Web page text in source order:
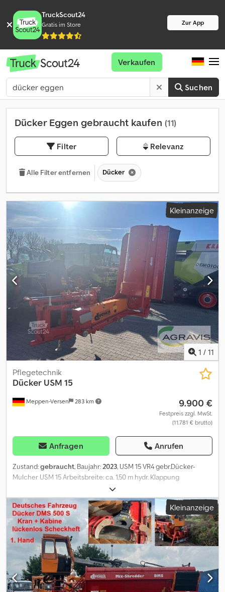
TruckScout24
Gratis im Store Zur App
Suchen
Verkaufen
Dücker Eggen gebraucht kaufen (11)
Filter Relevanz
Alle Filter entfernen Dücker
Kleinanzeige
1 / 11
Meppen-Versen 283 km
Pflegetechnik
Dücker USM 15
9.900 €
Festpreis zzgl. MwSt.
(11.781 € brutto)
Anfragen Anrufen
Zustand:gebraucht, Baujahr:2023, USM 15 VR4 gebr.Dücker-
Mulcher USM 15 Arbeitsbreite: ca. 1,50 m hydr. Klappung
Gelenkwelle m Freilauf hydr.Seitenverschiebung 0.60m Dcedeyp
Urlopfx Ahcjk Freischwingende Schlegel Tastrolle
Kleinanzeige